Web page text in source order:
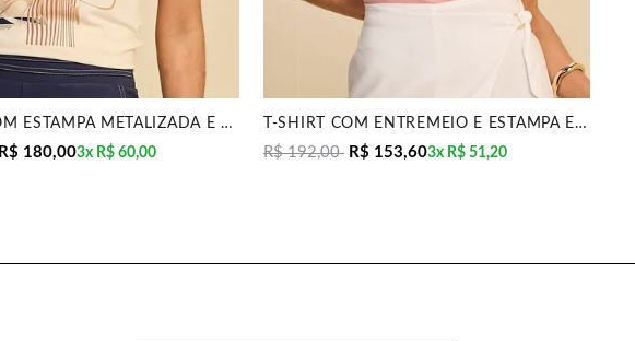
T-SHIRT COM ESTAMPA METALIZADA E BORDADO MANUAL MI
R$ 180,003x R$ 60,00
T-SHIRT COM ENTREMEIO E ESTAMPA EM FOIL RELEVO MIR
R$ 192,00 R$ 153,603x R$ 51,20